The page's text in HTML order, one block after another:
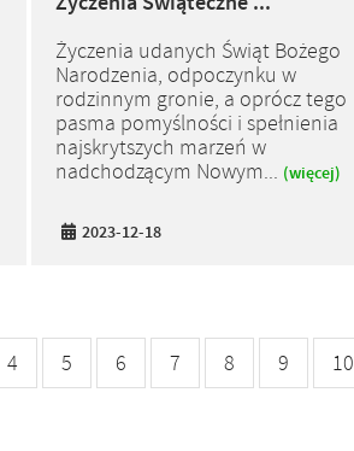
Życzenia udanych Świąt Bożego
Narodzenia, odpoczynku w
rodzinnym gronie, a oprócz tego
pasma pomyślności i spełnienia
najskrytszych marzeń w
nadchodzącym Nowym... (więcej)
2023-12-18
4 5 6 7 8 9 10